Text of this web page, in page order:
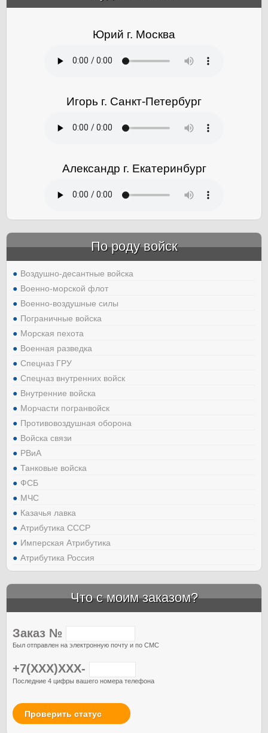
Юрий г. Москва
Игорь г. Санкт-Петербург
Александр г. Екатеринбург
По роду войск
Воздушно-десантные войска
Военно-морской флот
Военно-воздушные силы
Пограничные войска
Морская пехота
Военная разведка
Спецназ ГРУ
Спецназ внутренних войск
Внутренние войска
Морчасти погранвойск
Противовоздушная оборона
Войска связи
РВиА
Танковые войска
ФСБ
МЧС
Казачья лавка
Атрибутика СССР
Имперская Атрибутика
Атрибутика Россия
Что с моим заказом?
Заказ №
Был отправлен на электронную почту и по СМС
+7(XXX)XXX-
Последние 4 цифры вашего номера телефона
Проверить статус